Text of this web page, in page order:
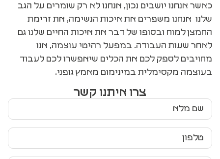
כאשר אנחנו יושבים נכון, אנחנו לא רק שומרים על הגב
שלנו אנחנו משפרים את איכות הנשימה, את זרימת
החמצן למוח ובסופו של דבר את איכות החיים שלנו גם
לאחר שעות העבודה. במפעל רהיטי עוצמה, אנו
מחויבים לספק לכם את הכלים שיאפשרו לכם לעבוד
בעוצמה מקסימלית במינימום מאמץ גופני.
צרו איתנו קשר